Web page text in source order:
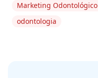
Marketing Odontológico
odontologia